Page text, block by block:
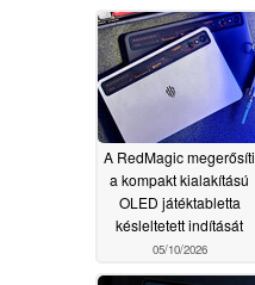
A RedMagic megerősíti
a kompakt kialakítású
OLED játéktabletta
késleltetett indítását
05/10/2026